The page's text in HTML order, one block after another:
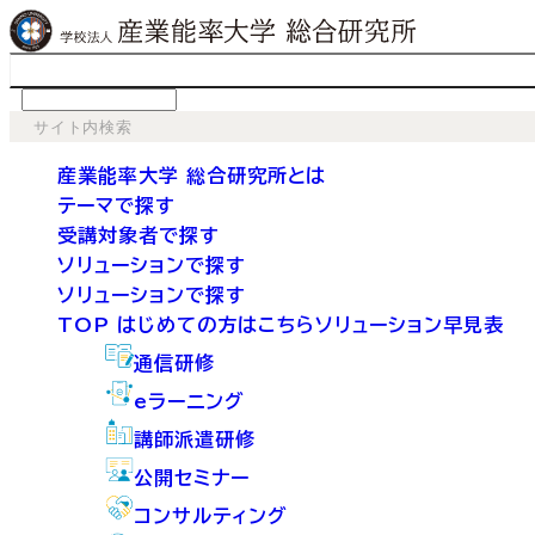
産業能率大学 総合研究所とは
テーマで探す
受講対象者で探す
ソリューションで探す
ソリューションで探す
TOP はじめての方はこちらソリューション早見表
通信研修
eラーニング
講師派遣研修
公開セミナー
コンサルティング